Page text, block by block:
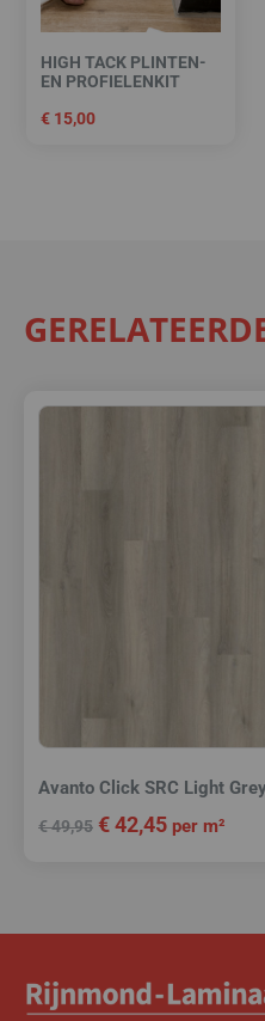
HIGH TACK PLINTEN-
EN PROFIELENKIT
€ 15,00
Avanto Click SRC Light
€49,95 €42,45 per m²